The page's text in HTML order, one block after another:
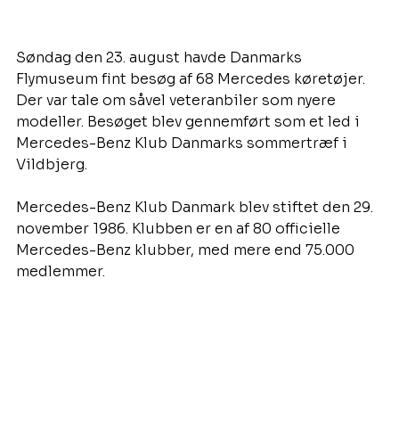
Søndag den 23. august havde Danmarks
Flymuseum fint besøg af 68 Mercedes køretøjer.
Der var tale om såvel veteranbiler som nyere
modeller. Besøget blev gennemført som et led i
Mercedes-Benz Klub Danmarks sommertræf i
Vildbjerg.
Mercedes-Benz Klub Danmark blev stiftet den 29.
november 1986. Klubben er en af 80 officielle
Mercedes-Benz klubber, med mere end 75.000
medlemmer.